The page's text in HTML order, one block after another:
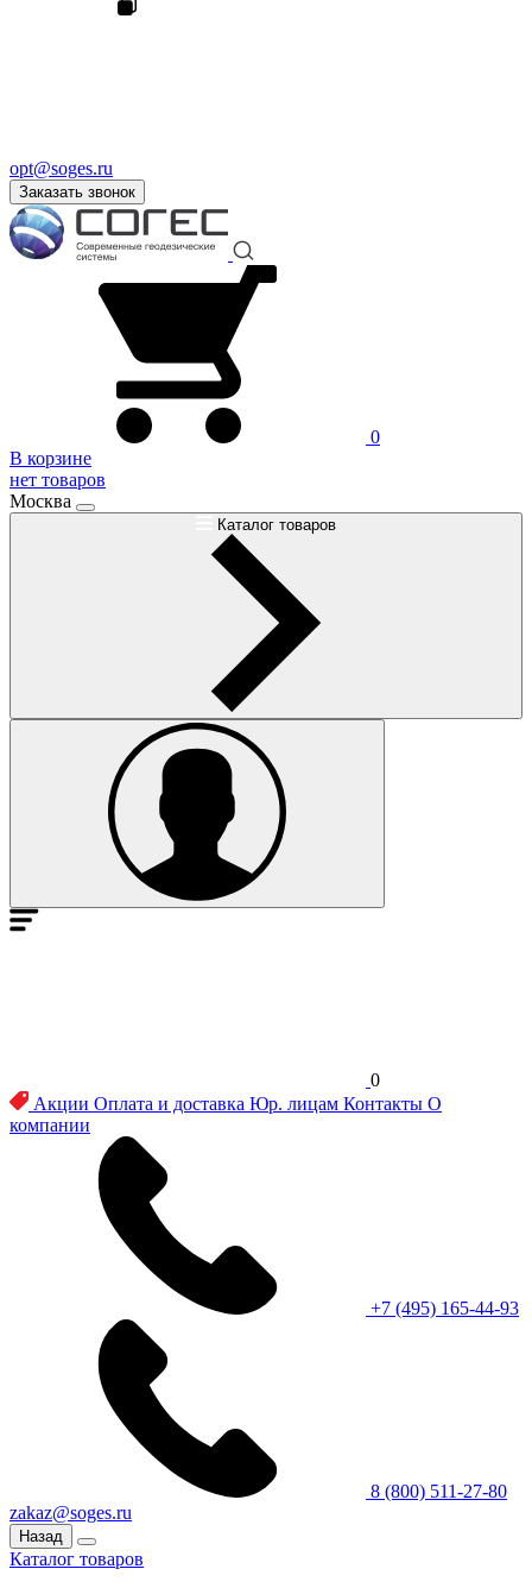
opt@soges.ru
Заказать звонок
0
В корзине
нет товаров
Москва
Каталог товаров
0
Акции Оплата и доставка Юр. лицам Контакты О
компании
+7 (495) 165-44-93
8 (800) 511-27-80
zakaz@soges.ru
Назад
Каталог товаров